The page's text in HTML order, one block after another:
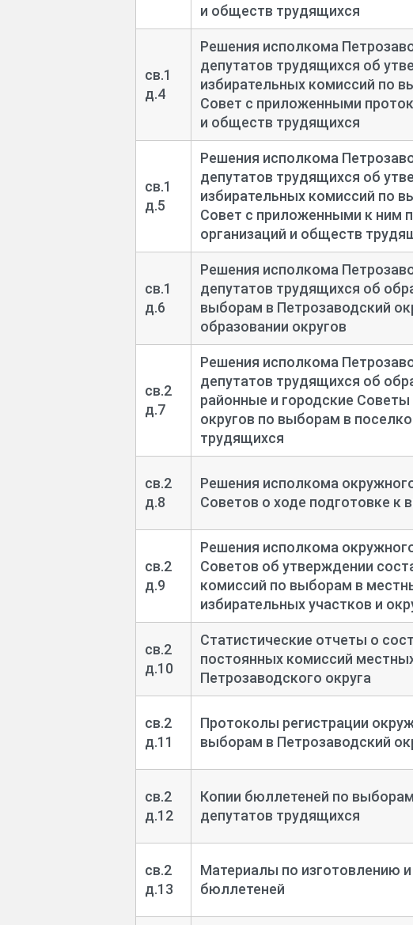
выполнена работа по компьютерному набору
Компьютерный набор осуществлен в рамках
Пересистематизация дел не
выбывших дел указаны в итоговых записях
Главный архивист отдела НСА Соколов А. С.
и обществ трудящихся
св.1
д.4
Решения исполкома
депутатов трудящихся об
избирательных комиссий по
Совет с приложенными
и обществ трудящихся
св.1
д.5
Решения исполкома
депутатов трудящихся об
избирательных комиссий по
Совет с приложенными к ним
организаций и обществ
св.1
д.6
Решения исполкома
депутатов трудящихся об
выборам в Петрозаводский
образовании округов
св.2
д.7
Решения исполкома
депутатов трудящихся об
районные и городские
округов по выборам в
трудящихся
св.2
д.8
Решения исполкома
Советов о ходе подготовке
св.2
д.9
Решения исполкома
Советов об утверждении
комиссий по выборам в
избирательных участков и
св.2
д.10
Статистические отчеты о
постоянных комиссий
Петрозаводского округа
св.2
д.11
Протоколы регистрации
выборам в Петрозаводский
св.2
д.12
Копии бюллетеней по
депутатов трудящихся
св.2
д.13
Материалы по изготовлению
бюллетеней